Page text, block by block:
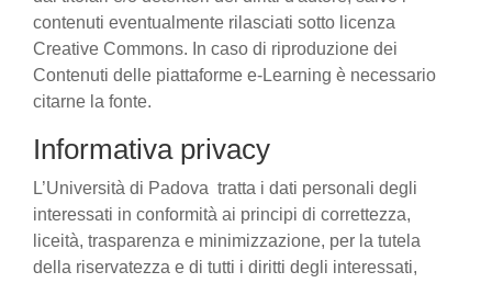
contenuti eventualmente rilasciati sotto licenza
Creative Commons. In caso di riproduzione dei
Contenuti delle piattaforme e-Learning è necessario
citarne la fonte.
Informativa privacy
L’Università di Padova tratta i dati personali degli
interessati in conformità ai principi di correttezza,
liceità, trasparenza e minimizzazione, per la tutela
della riservatezza e di tutti i diritti degli interessati,